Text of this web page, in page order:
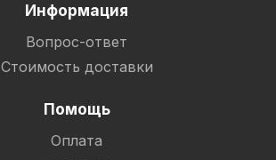
Информация
Вопрос-ответ
Стоимость доставки
Помощь
Оплата